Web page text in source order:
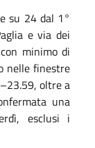
su 24 dal 1°
e via dei
minimo di
nelle finestre
oltre a
una
esclusi i